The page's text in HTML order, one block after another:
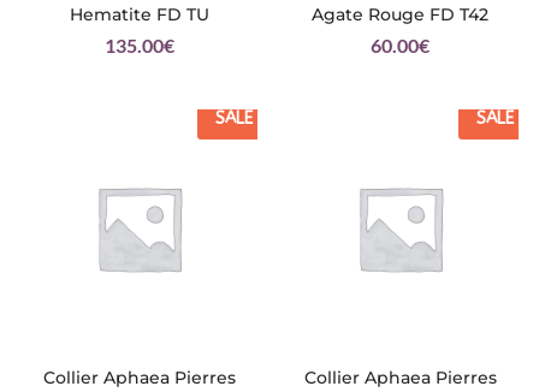
Hematite FD TU
135.00€
Agate Rouge FD T42
60.00€
SALE
Collier Aphaea Pierres
SALE
Collier Aphaea Pierres